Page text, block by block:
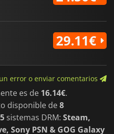
29.11€
error o enviar comentarios
es de 16.14€.
disponible de8
5 sistemas DRM: Steam,
Sony PSN & GOG Galaxy